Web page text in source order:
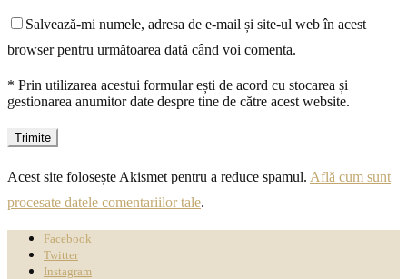
Salvează-mi numele, adresa de e-mail și site-ul web în acest
browser pentru următoarea dată când voi comenta.
* Prin utilizarea acestui formular ești de acord cu stocarea și
gestionarea anumitor date despre tine de către acest website.
Acest site folosește Akismet pentru a reduce spamul. Află cum sunt
procesate datele comentariilor tale.
Facebook
Twitter
Instagram